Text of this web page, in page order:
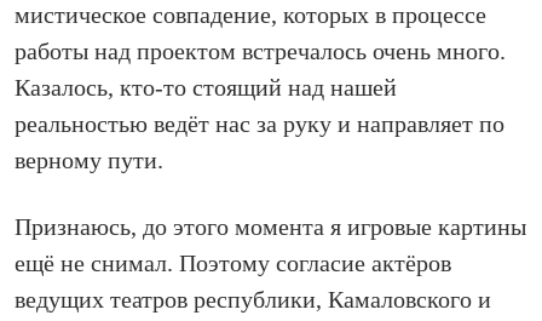
мистическое совпадение, которых в процессе
работы над проектом встречалось очень много.
Казалось, кто‑то стоящий над нашей
реальностью ведёт нас за руку и направляет по
верному пути.
Признаюсь, до этого момента я игровые картины
ещё не снимал. Поэтому согласие актёров
ведущих театров республики, Камаловского и